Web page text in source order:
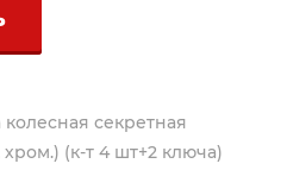
секретная
хром.) (к-т 4 шт+2 ключа)